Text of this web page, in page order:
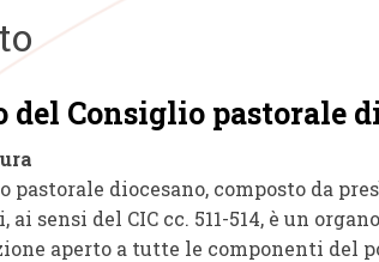
del Consiglio pastorale
pastorale diocesano, composto da
ai sensi del CIC cc. 511-514, è un
aperto a tutte le componenti del